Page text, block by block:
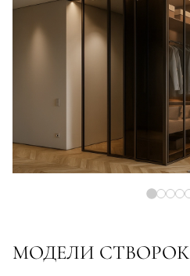
МОДЕЛИ СТВОРОК